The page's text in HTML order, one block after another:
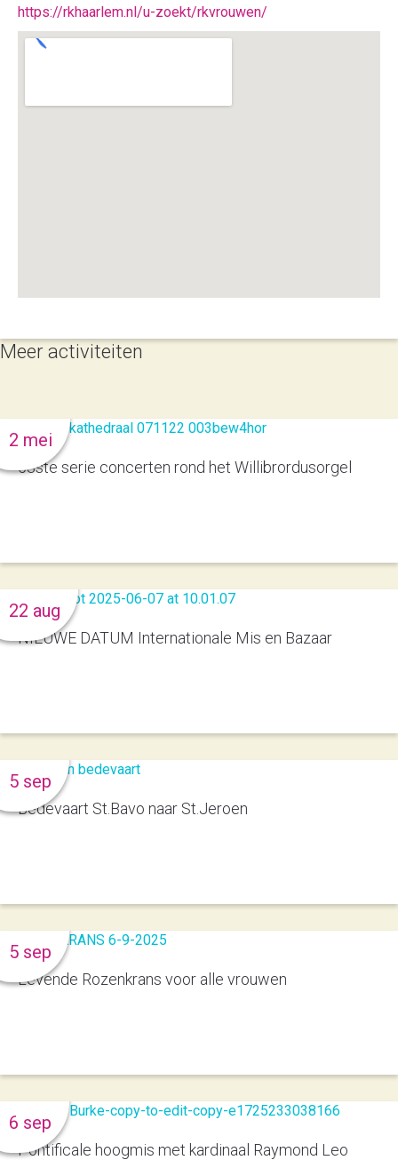
https://rkhaarlem.nl/u-zoekt/rkvrouwen/
Meer activiteiten
53ste serie concerten rond het Willibrordusorgel
2 mei
NIEUWE DATUM Internationale Mis en Bazaar
22 aug
Bedevaart St.Bavo naar St.Jeroen
5 sep
Levende Rozenkrans voor alle vrouwen
5 sep
Pontificale hoogmis met kardinaal Raymond Leo
6 sep